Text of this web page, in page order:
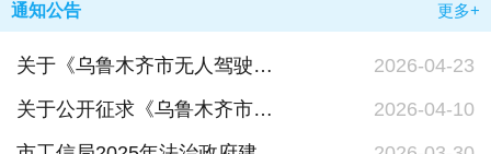
通知公告 更多+
关于《乌鲁木齐市无人驾驶装备道路测试与商业应用管理办法》向社会公开征求意见建议结果的公示
2026-04-23
关于公开征求《乌鲁木齐市无人驾驶装备道路测试与商业应用管理办法》意见建议的公告
2026-04-10